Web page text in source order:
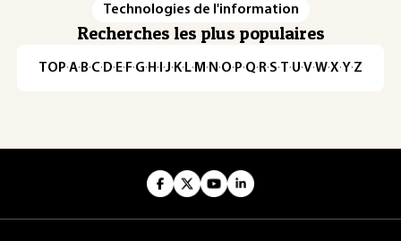
Technologies de l'information
Recherches les plus populaires
TOP·A·B·C· D· E· F·G· H · ·J· K· L· M · N ·O· P·Q· R·S·T·U·V·W·X·Y·Z